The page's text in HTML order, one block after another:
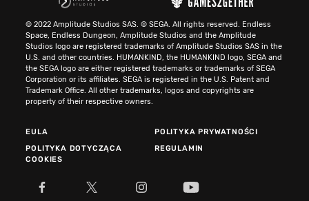
© 2022 Amplitude Studios SAS. © SEGA. All rights reserved. Endless
Space, Endless Dungeon, Amplitude Studios and the Amplitude
Studios logo are registered trademarks of Amplitude Studios SAS in the
U.S. and other countries. HUMANKIND, the HUMANKIND logo, SEGA and
the SEGA logo are either registered trademarks or trademarks of SEGA
Corporation or its affiliates. SEGA is registered in the U.S. Patent and
Trademark Office. All other trademarks, logos and copyrights are
property of their respective owners.
EULA
POLITYKA PRYWATNOŚCI
POLITYKA DOTYCZĄCA
COOKIES
REGULAMIN